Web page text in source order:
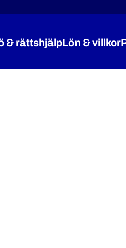
& rättshjälpExpandera
Lön & villkor